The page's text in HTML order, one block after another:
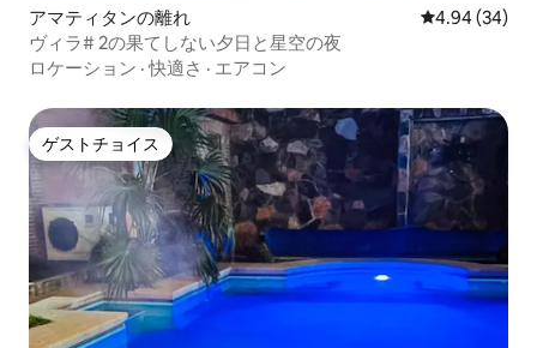
アマティタンの離れ レビュー34
4.94 (34)
ヴィラ# 2の果てしない夕日と星空の夜
ロケーション ·快適さ · エアコン
ゲストチョイス
ゲストチョイス